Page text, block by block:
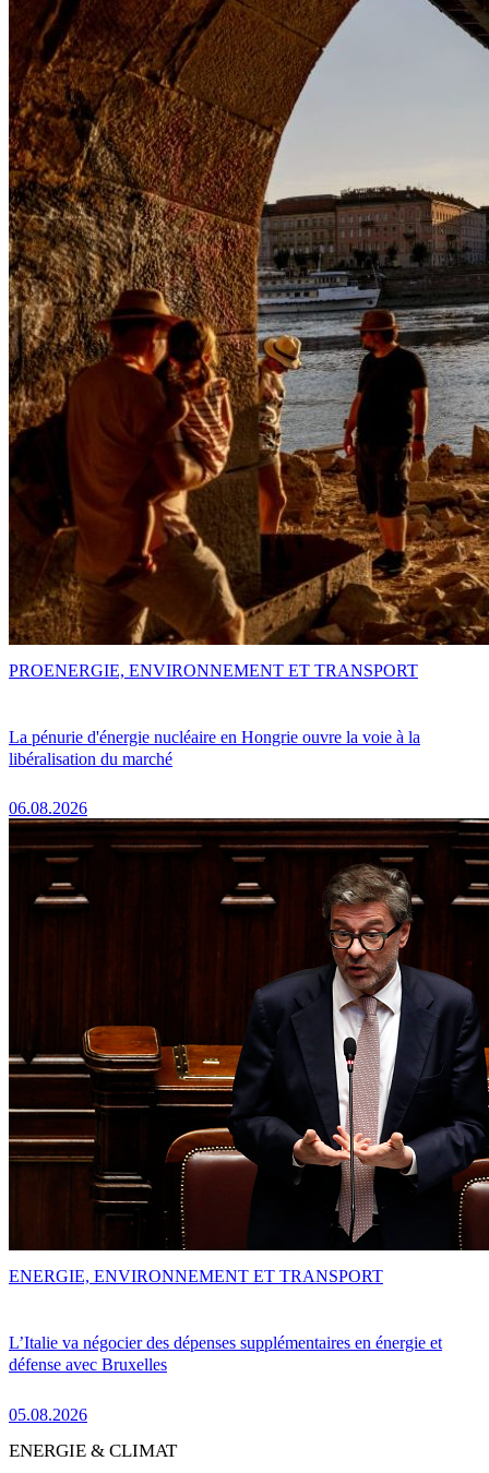
La pénurie d'énergie nucléaire en Hongrie ouvre la voie à la
libéralisation du marché
06.08.2026
PROENERGIE, ENVIRONNEMENT ET TRANSPORT
L’Italie va négocier des dépenses supplémentaires en énergie et
défense avec Bruxelles
05.08.2026
ENERGIE, ENVIRONNEMENT ET TRANSPORT
ENERGIE & CLIMAT